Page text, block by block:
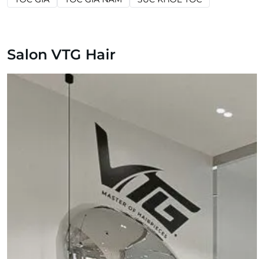
Salon VTG Hair